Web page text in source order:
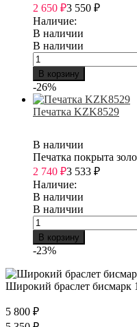
2 650 ₽3 550 ₽
Наличие:
В наличии
В наличии
В корзину
-26%
Печатка KZK8529
В наличии
Печатка покрыта
2 740 ₽3 533 ₽
Наличие:
В наличии
В наличии
В корзину
-23%
Широкий браслет бисмарк
5 800 ₽